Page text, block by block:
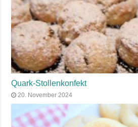
Quark-Stollenkonfekt
20. November 2024